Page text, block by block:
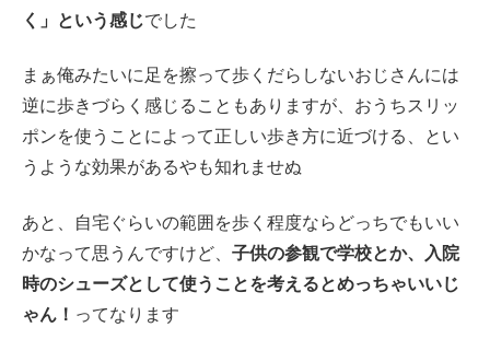
く」という感じでした
まぁ俺みたいに足を擦って歩くだらしないおじさんには
逆に歩きづらく感じることもありますが、おうちスリッ
ポンを使うことによって正しい歩き方に近づける、とい
うような効果があるやも知れませぬ
あと、自宅ぐらいの範囲を歩く程度ならどっちでもいい
かなって思うんですけど、 子供の参観で学校とか、入院
時のシューズとして使うことを考えるとめっちゃいいじ
ゃん！ ってなります